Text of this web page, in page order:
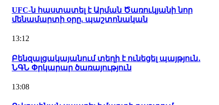
UFC-ն հաստատել է Արման Ծառուկյանի նոր
մենամարտի օրը. պաշտոնական
13:12
Բենզալցակայանում տեղի է ունեցել պայթյուն․
ՆԳՆ Փրկարար ծառայություն
13:08